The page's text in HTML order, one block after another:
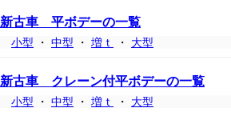
新古車 平ボデーの一覧
小型 ・ 中型 ・ 増ｔ ・ 大型
新古車 クレーン付平ボデーの一覧
小型 ・ 中型 ・ 増ｔ ・ 大型